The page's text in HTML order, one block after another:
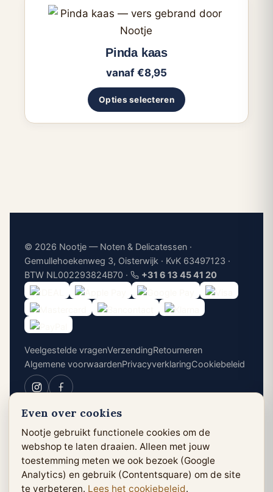
op
de
productpagina
Pinda kaas
vanaf €8,95
Opties selecteren
Dit
product
heeft
variaties.
Deze
optie
productpagina
© 2026 Nootje — Noten & Delicatessen ·
Gemullehoekenweg 3, Oisterwijk · KvK 63497123 ·
BTW NL002293824B70 ·
+31 6 13 45 41 20
Veelgestelde vragenVerzendingRetourneren
Algemene voorwaardenPrivacyverklaringCookiebeleid
Cookievoorkeuren
Even over cookies
Nootje gebruikt functionele cookies om de
webshop te laten draaien. Alleen met jouw
toestemming meten we ook bezoek (Google
Analytics) en gebruik (Contentsquare) om de site
te verbeteren. Lees het cookiebeleid.